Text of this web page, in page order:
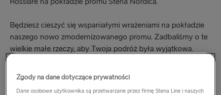
Będziesz cieszyć się wspaniałymi wrażeniami na pokładzie
naszego nowo zmodernizowanego promu. Zadbaliśmy o te
wielkie małe rzeczy, aby Twoja podróż była wyjątkowa.
Przeczytaj więcej
Zgody na dane dotyczące prywatności
Dane osobowe użytkownika są przetwarzane przez firmę Stena Line i naszych